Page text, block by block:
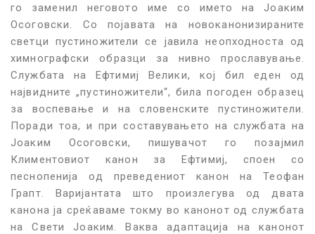
го заменил неговото име со името на Јоаким
Осоговски. Со појавата на новоканонизираните
светци пустиножители се јавила неопходноста од
химнографски образци за нивно прославување.
Службата на Ефтимиј Велики, кој бил еден од
највидните „пустиножители“, била погоден образец
за воспевање и на словенските пустиножители.
Поради тоа, и при составувањето на службата на
Јоаким Осоговски, пишувачот го позајмил
Климентовиот канон за Ефтимиј, споен со
песнопенија од преведениот канон на Теофан
Грапт. Варијантата што произлегува од двата
канона ја среќаваме токму во канонот од службата
на Свети Јоаким. Ваква адаптација на канонот